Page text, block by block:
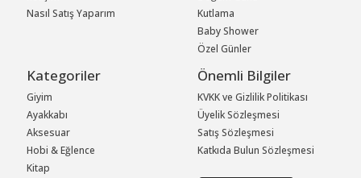
Nasıl Satış Yaparım
Kutlama
Baby Shower
Özel Günler
Kategoriler
Giyim
Ayakkabı
Aksesuar
Hobi & Eğlence
Kitap
Önemli Bilgiler
KVKK ve Gizlilik Politikası
Üyelik Sözleşmesi
Satış Sözleşmesi
Katkıda Bulun Sözleşmesi